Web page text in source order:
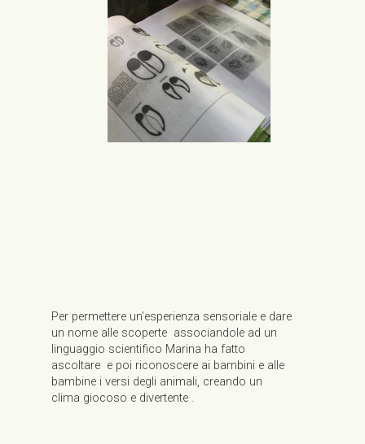
Per permettere un’esperienza sensoriale e dare
un nome alle scoperte associandole ad un
linguaggio scientifico Marina ha fatto
ascoltare e poi riconoscere ai bambini e alle
bambine i versi degli animali, creando un
clima giocoso e divertente .